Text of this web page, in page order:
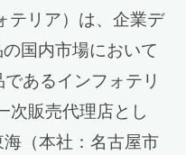
テリア）は、企業デ
国内市場において
であるインフォテリ
次販売代理店とし
（本社：名古屋市